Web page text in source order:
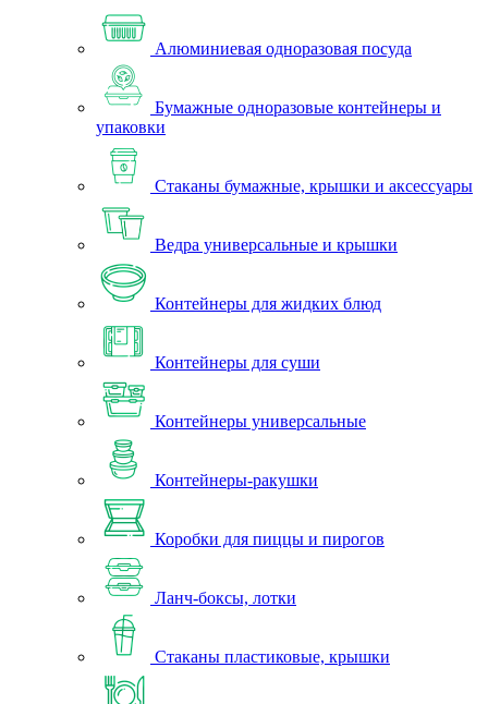
Алюминиевая одноразовая посуда
Бумажные одноразовые контейнеры и
упаковки
Стаканы бумажные, крышки и аксессуары
Ведра универсальные и крышки
Контейнеры для жидких блюд
Контейнеры для суши
Контейнеры универсальные
Контейнеры-ракушки
Коробки для пиццы и пирогов
Ланч-боксы, лотки
Стаканы пластиковые, крышки